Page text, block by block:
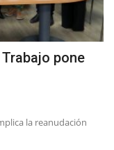
pone
la reanudación